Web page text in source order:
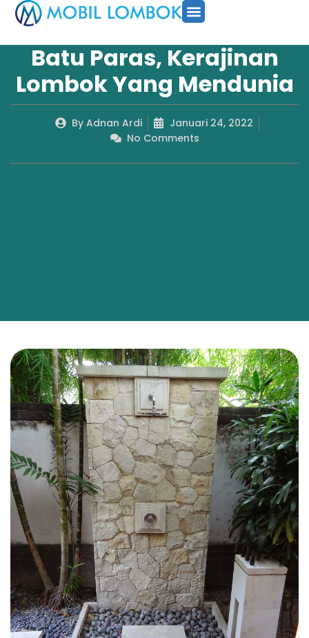
Batu Paras, Kerajinan
Lombok Yang Mendunia
By Adnan Ardi
Januari 24, 2022
No Comments